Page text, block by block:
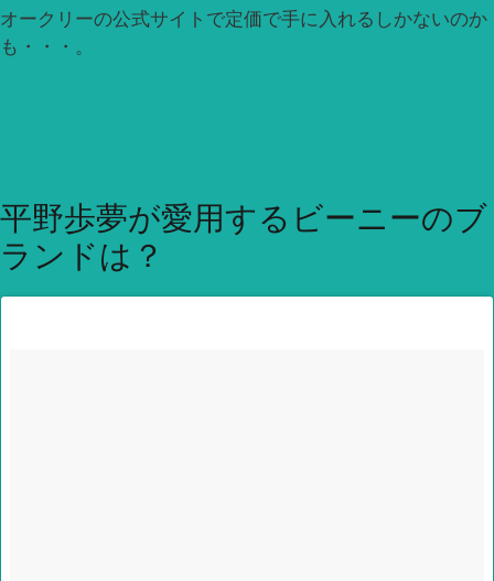
オークリーの公式サイトで定価で手に入れるしかないのか
も・・・。
平野歩夢が愛用するビーニーのブ
ランドは？